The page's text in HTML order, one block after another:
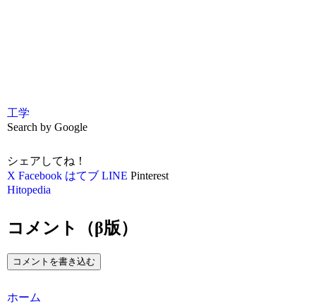
工学
Search by Google
シェアしてね！
X Facebook はてブ LINE Pinterest
Hitopedia
コメント（β版）
コメントを書き込む
ホーム